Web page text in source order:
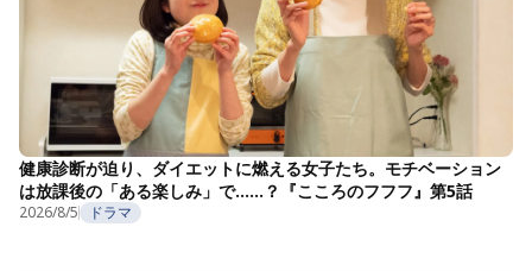
健康診断が迫り、ダイエットに燃える女子たち。モチベーション
は放課後の「ある楽しみ」で……？『こころのフフフ』第5話
2026/8/5 ドラマ